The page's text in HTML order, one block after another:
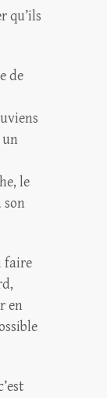
qu’ils
de
le
son
faire
en